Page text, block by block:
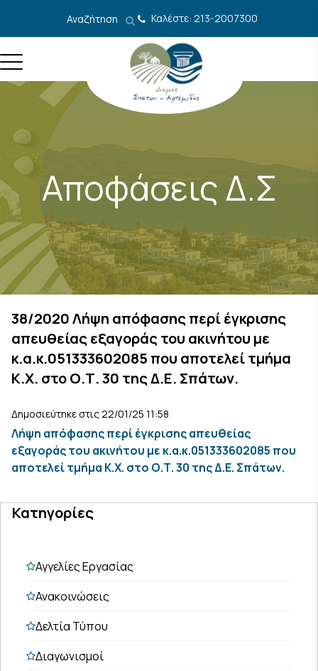
Αναζήτηση Καλέστε: 213-2007300
Αποφάσεις Δ.Σ
38/2020 Λήψη απόφασης περί έγκρισης
απευθείας εξαγοράς του ακινήτου με
κ.α.κ.051333602085 που αποτελεί τμήμα
Κ.Χ. στο Ο.Τ. 30 της Δ.Ε. Σπάτων.
Δημοσιεύτηκε στις 22/01/25 11:58
Λήψη απόφασης περί έγκρισης απευθείας
εξαγοράς του ακινήτου με κ.α.κ.051333602085 που
αποτελεί τμήμα Κ.Χ. στο Ο.Τ. 30 της Δ.Ε. Σπάτων.
Κατηγορίες
Αγγελίες Εργασίας
Ανακοινώσεις
Δελτία Τύπου
Διαγωνισμοί